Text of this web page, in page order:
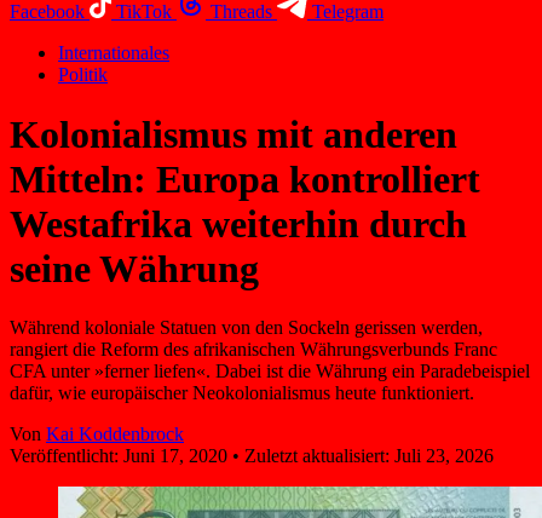
Facebook
TikTok Threads
Telegram
Internationales
Politik
Kolonialismus mit anderen
Mitteln: Europa kontrolliert
Westafrika weiterhin durch
seine Währung
Während koloniale Statuen von den Sockeln gerissen werden,
rangiert die Reform des afrikanischen Währungsverbunds Franc
CFA unter »ferner liefen«. Dabei ist die Währung ein Paradebeispiel
dafür, wie europäischer Neokolonialismus heute funktioniert.
Von Kai Koddenbrock
Veröffentlicht: Juni 17, 2020 • Zuletzt aktualisiert: Juli 23, 2026